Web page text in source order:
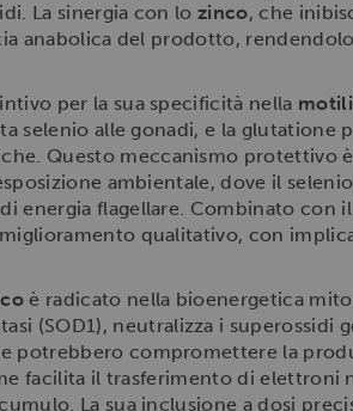
La sinergia con lozinco, che
anabolica del prodotto,
per la sua specificità nella
alle gonadi, e la glutatione
Questo meccanismo protettivo
ambientale, dove il
energia flagellare. Combinato con
qualitativo, con
è radicato nella bioenergetica
(SOD1), neutralizza i superossidi
potrebbero compromettere la
facilita il trasferimento di elettroni
La sua inclusione a dosi